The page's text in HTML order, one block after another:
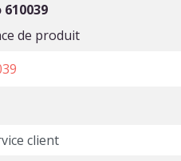
de produit